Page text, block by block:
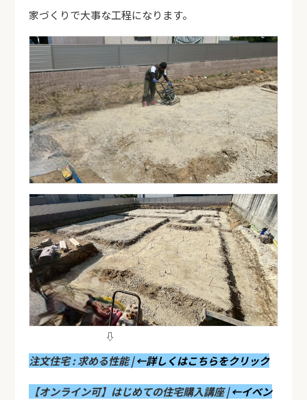
家づくりで大事な工程になります。
⇩
注文住宅 : 求める性能 |←詳しくはこちらをクリック
【オンライン可】はじめての住宅購入講座 |←イベン